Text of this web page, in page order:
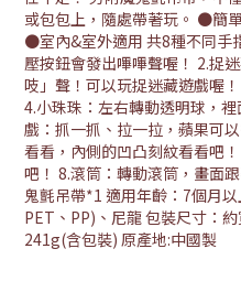
或包包上，隨處帶著玩。 ●簡
●室內&室外適用 共8種不同手
壓按鈕會發出嗶嗶聲喔！ 2.捉
吱」聲！可以玩捉迷藏遊戲喔
4.小珠珠：左右轉動透明球，
戲：抓一抓、拉一拉，蘋果可
看看，內側的凹凸刻紋看看吧
吧！ 8.滾筒：轉動滾筒，畫面
鬼氈吊帶*1 適用年齡：7個月
PET、PP)、尼龍 包裝尺寸：
241g(含包裝) 原產地:中國製